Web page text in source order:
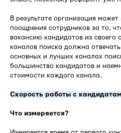
В результате организация
поощрения сотрудников за то,
вакансию кандидатов из своего
каналов поиска должна
основных и лучших каналах
большинство кандидатов и
стоимости каждого канала.
Скорость работы с
Что измеряется?